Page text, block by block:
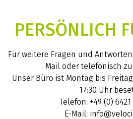
PERSÖNLICH
Für weitere Fragen und
Mail oder telefonisch
Unser Büro ist Montag bis
17:30 Uhr
Telefon: +49 (0)
E-Mail: